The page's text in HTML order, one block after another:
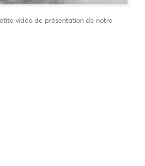
vidéo de présentation de notre